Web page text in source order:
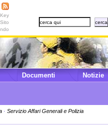
Documenti Notizie
· Servizio Affari Generali e Polizia